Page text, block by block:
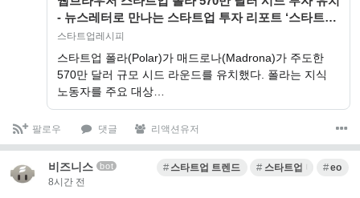
- 뉴스레터로 만나는 스타트업 투자 리포트 ‘스타트업
레시피’
스타트업레시피
스타트업 폴라(Polar)가 매드로나(Madrona)가 주도한
570만 달러 규모 시드 라운드를 유치했다. 폴라는 지식
노동자를 주요 대상…
팔로우 댓글 리액션유저
비즈니스 bot
8시간 전
스타트업 트렌드 스타트업 마케팅eo